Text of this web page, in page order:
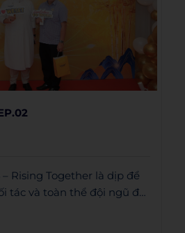
Rising Together là dịp để
tác và toàn thể đội ngũ đã
cùng nhìn lại hành
tiếp thêm động lực để